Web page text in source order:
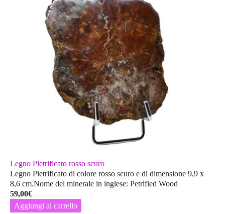
Legno Pietrificato rosso scuro
Legno Pietrificato di colore rosso scuro e di dimensione 9,9 x
8,6 cm.Nome del minerale in inglese: Petrified Wood
59,00€
Aggiungi al carrello